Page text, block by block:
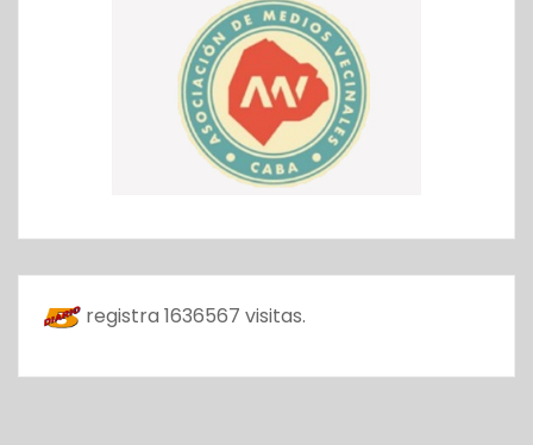
registra 1636567 visitas.